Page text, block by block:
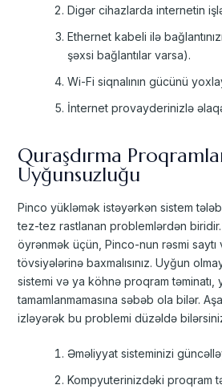
Digər cihazlarda internetin
Ethernet kabeli ilə
şəxsi bağlantılar varsa).
Wi-Fi siqnalının gücünü
İnternet provayderinizlə
Quraşdırma
Uyğunsuzluğu
Pinco yükləmək istəyərkən sistem
tez-tez rastlanan problemlərdən
öyrənmək üçün, Pinco-nun rəsmi saytı
tövsiyələrinə baxmalısınız. Uyğun
sistemi və ya köhnə proqram təminatı,
tamamlanmamasına səbəb ola bilər.
izləyərək bu problemi düzəldə
Əməliyyat sisteminizi
Kompyuterinizdəki proqram